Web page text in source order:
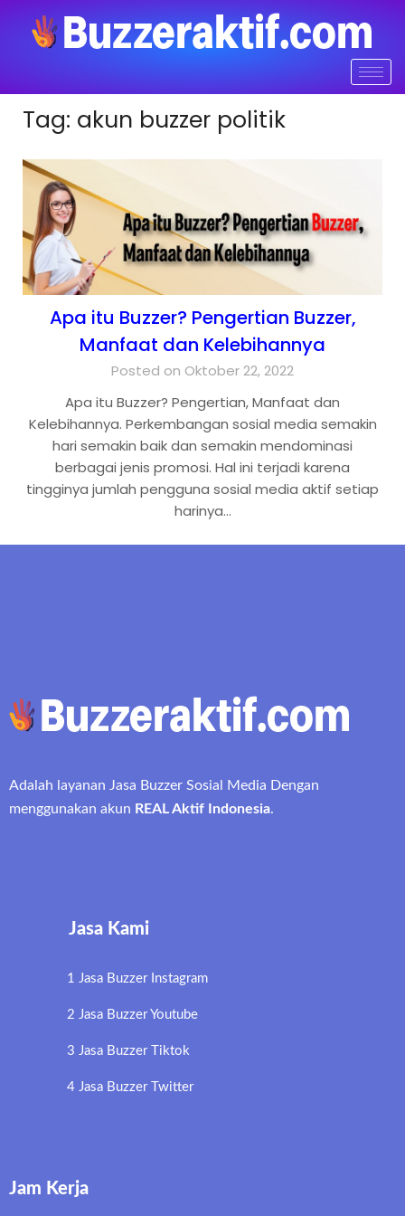
Tag: akun buzzer politik
Apa itu Buzzer? Pengertian Buzzer,
Manfaat dan Kelebihannya
Posted on Oktober 22, 2022
Apa itu Buzzer? Pengertian, Manfaat dan
Kelebihannya. Perkembangan sosial media semakin
hari semakin baik dan semakin mendominasi
berbagai jenis promosi. Hal ini terjadi karena
tingginya jumlah pengguna sosial media aktif setiap
harinya…
Adalah layanan Jasa Buzzer Sosial Media Dengan
menggunakan akun REAL Aktif Indonesia.
Jasa Kami
1 Jasa Buzzer Instagram
2 Jasa Buzzer Youtube
3 Jasa Buzzer Tiktok
4 Jasa Buzzer Twitter
Jam Kerja